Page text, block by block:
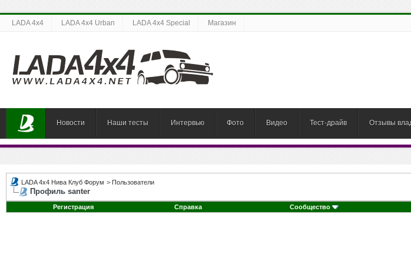
LADA 4x4 LADA 4x4 Urban LADA 4x4 Special Магазин
Новости Наши тесты Интервью Фото Видео Тест-драйв Отзывы
LADA 4x4 Нива Клуб Форум > Пользователи
Профиль santer
Регистрация
Справка Сообщество